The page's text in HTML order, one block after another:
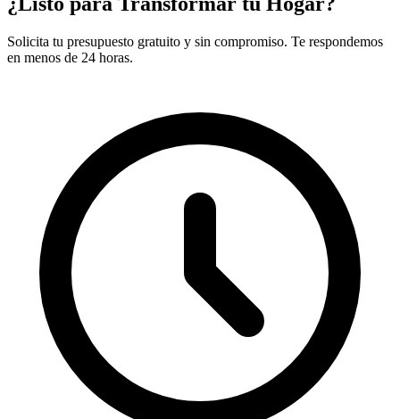
Solicita tu presupuesto gratuito y sin compromiso. Te respondemos
en menos de 24 horas.